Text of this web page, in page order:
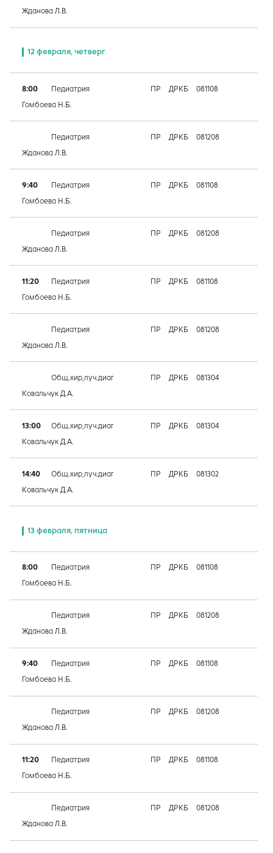
Жданова Л.В.
12 февраля, четверг
8:00 Педиатрия ПР ДРКБ 081108
Гомбоева Н.Б.
Педиатрия ПР ДРКБ 081208
Жданова Л.В.
9:40 Педиатрия ПР ДРКБ 081108
Гомбоева Н.Б.
Педиатрия ПР ДРКБ 081208
Жданова Л.В.
11:20 Педиатрия ПР ДРКБ 081108
Гомбоева Н.Б.
Педиатрия ПР ДРКБ 081208
Жданова Л.В.
Общ.хир,луч.диаг ПР ДРКБ 081304
Ковальчук Д.А.
13:00 Общ.хир,луч.диаг ПР ДРКБ 081304
Ковальчук Д.А.
14:40 Общ.хир,луч.диаг ПР ДРКБ 081302
Ковальчук Д.А.
13 февраля, пятница
8:00 Педиатрия ПР ДРКБ 081108
Гомбоева Н.Б.
Педиатрия ПР ДРКБ 081208
Жданова Л.В.
9:40 Педиатрия ПР ДРКБ 081108
Гомбоева Н.Б.
Педиатрия ПР ДРКБ 081208
Жданова Л.В.
11:20 Педиатрия ПР ДРКБ 081108
Гомбоева Н.Б.
Педиатрия ПР ДРКБ 081208
Жданова Л.В.